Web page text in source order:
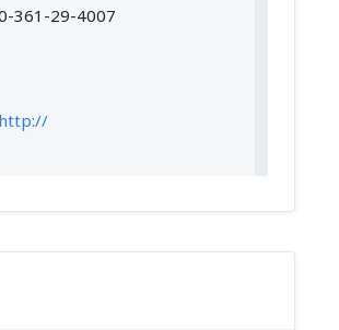
361-29-4007
http://